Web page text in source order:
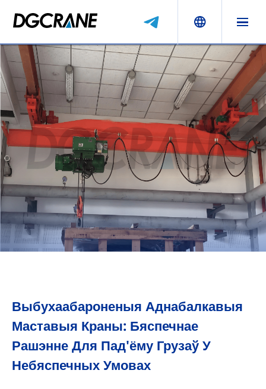
Выбухаабароненыя Аднабалкавыя
Маставыя Краны: Бяспечнае
Рашэнне Для Пад'ёму Грузаў У
Небяспечных Умовах